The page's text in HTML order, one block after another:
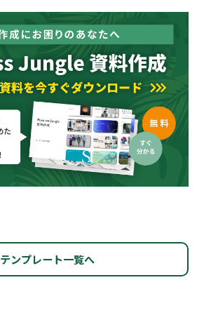
テンプレート一覧へ